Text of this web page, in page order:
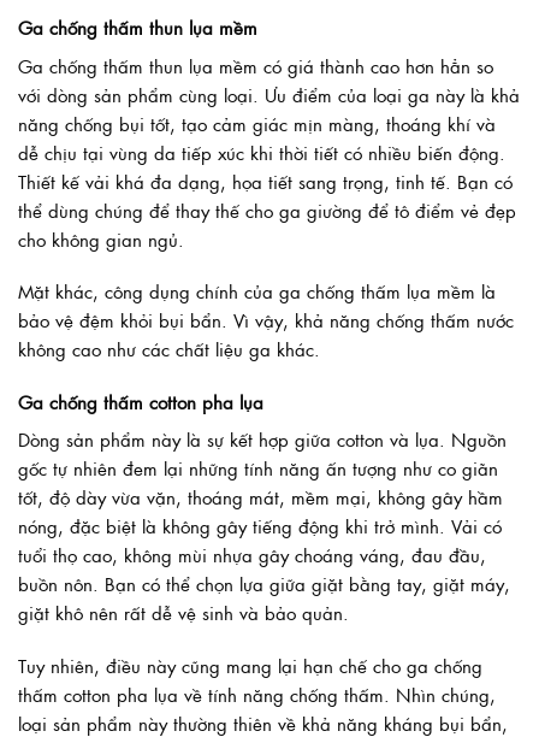
Ga chống thấm thun lụa mềm
Ga chống thấm thun lụa mềm có giá thành cao hơn hẳn so
với dòng sản phẩm cùng loại. Ưu điểm của loại ga này là khả
năng chống bụi tốt, tạo cảm giác mịn màng, thoáng khí và
dễ chịu tại vùng da tiếp xúc khi thời tiết có nhiều biến động.
Thiết kế vải khá đa dạng, họa tiết sang trọng, tinh tế. Bạn có
thể dùng chúng để thay thế cho ga giường để tô điểm vẻ đẹp
cho không gian ngủ.
Mặt khác, công dụng chính của ga chống thấm lụa mềm là
bảo vệ đệm khỏi bụi bẩn. Vì vậy, khả năng chống thấm nước
không cao như các chất liệu ga khác.
Ga chống thấm cotton pha lụa
Dòng sản phẩm này là sự kết hợp giữa cotton và lụa. Nguồn
gốc tự nhiên đem lại những tính năng ấn tượng như co giãn
tốt, độ dày vừa vặn, thoáng mát, mềm mại, không gây hầm
nóng, đặc biệt là không gây tiếng động khi trở mình. Vải có
tuổi thọ cao, không mùi nhựa gây choáng váng, đau đầu,
buồn nôn. Bạn có thể chọn lựa giữa giặt bằng tay, giặt máy,
giặt khô nên rất dễ vệ sinh và bảo quản.
Tuy nhiên, điều này cũng mang lại hạn chế cho ga chống
thấm cotton pha lụa về tính năng chống thấm. Nhìn chúng,
loại sản phẩm này thường thiên về khả năng kháng bụi bẩn,